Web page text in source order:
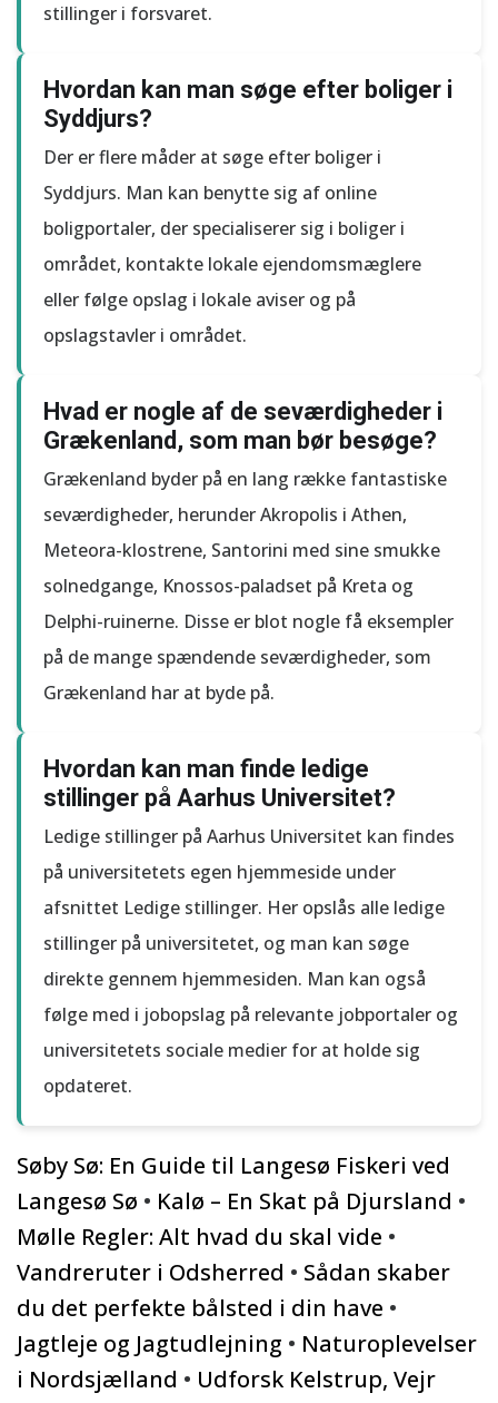
stillinger i forsvaret.
Hvordan kan man søge efter boliger i
Syddjurs?
Der er flere måder at søge efter boliger i
Syddjurs. Man kan benytte sig af online
boligportaler, der specialiserer sig i boliger i
området, kontakte lokale ejendomsmæglere
eller følge opslag i lokale aviser og på
opslagstavler i området.
Hvad er nogle af de seværdigheder i
Grækenland, som man bør besøge?
Grækenland byder på en lang række fantastiske
seværdigheder, herunder Akropolis i Athen,
Meteora-klostrene, Santorini med sine smukke
solnedgange, Knossos-paladset på Kreta og
Delphi-ruinerne. Disse er blot nogle få eksempler
på de mange spændende seværdigheder, som
Grækenland har at byde på.
Hvordan kan man finde ledige
stillinger på Aarhus Universitet?
Ledige stillinger på Aarhus Universitet kan findes
på universitetets egen hjemmeside under
afsnittet Ledige stillinger. Her opslås alle ledige
stillinger på universitetet, og man kan søge
direkte gennem hjemmesiden. Man kan også
følge med i jobopslag på relevante jobportaler og
universitetets sociale medier for at holde sig
opdateret.
Søby Sø: En Guide til Langesø Fiskeri ved
Langesø Sø • Kalø – En Skat på Djursland •
Mølle Regler: Alt hvad du skal vide •
Vandreruter i Odsherred • Sådan skaber
du det perfekte bålsted i din have •
Jagtleje og Jagtudlejning • Naturoplevelser
i Nordsjælland • Udforsk Kelstrup, Vejr